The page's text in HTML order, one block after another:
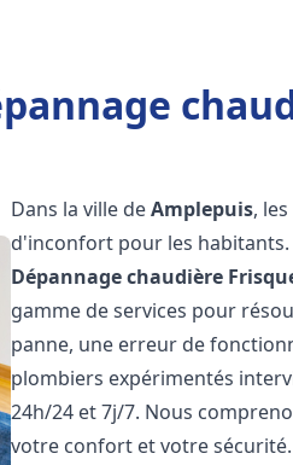
Dans la ville deAmplepuis,
d'inconfort pour les
Dépannage chaudière
gamme de services pour
panne, une erreur de
plombiers expérimentés
24h/24 et 7j/7. Nous
votre confort et votre